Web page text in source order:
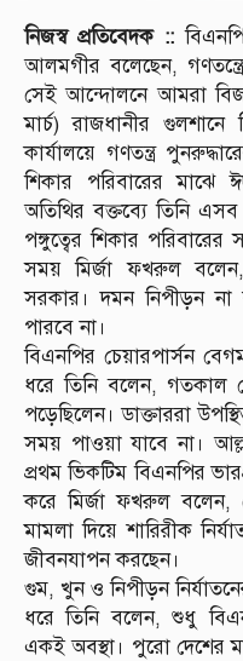
নিজস্ব প্রতিবেদক ::
আলমগীর বলেছেন,
সেই আন্দোলনে আমরা
মার্চ) রাজধানীর গুলশানে
কার্যালয়ে গণতন্ত্র
শিকার পরিবারের মাঝে
অতিথির বক্তব্যে তিনি
পঙ্গুত্বের শিকার
সময় মির্জা ফখরুল
সরকার। দমন নিপীড়ন না
পারবে না।
বিএনপির চেয়ারপার্সন
ধরে তিনি বলেন, গতকাল
পড়েছিলেন। ডাক্তাররা
সময় পাওয়া যাবে না।
প্রথম ভিকটিম বিএনপির
করে মির্জা ফখরুল
মামলা দিয়ে শারিরীক
জীবনযাপন করছেন।
গুম, খুন ও নিপীড়ন
ধরে তিনি বলেন, শুধু
একই অবস্থা। পুরো দেশের